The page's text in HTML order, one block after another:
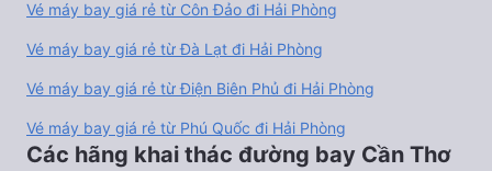
Vé máy bay giá rẻ từ Côn Đảo đi Hải Phòng
Vé máy bay giá rẻ từ Đà Lạt đi Hải Phòng
Vé máy bay giá rẻ từ Điện Biên Phủ đi Hải Phòng
Vé máy bay giá rẻ từ Phú Quốc đi Hải Phòng
Các hãng khai thác đường bay Cần Thơ